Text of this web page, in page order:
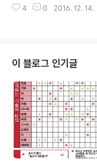
에서 하도록 하고, 이 날 촬영
리허설 사진 촬영 후기 입니
였습니다. 새벽에 일어나 메
스튜디오로 찾아갔습니다.
을 하고 대부도로 가서 야외
도에서 촬영을 마치니 오후
부부 작가님들께서 편안한
촬영할 수 있었습니..
4 0 2016. 12. 14.
이 블로그 인기글